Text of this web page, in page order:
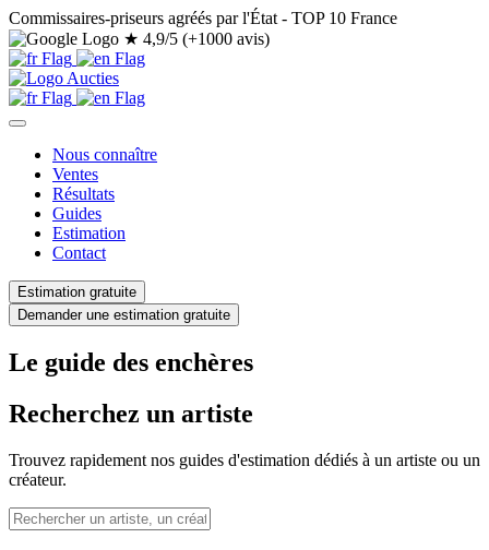
Commissaires-priseurs agréés par l'État - TOP 10 France
★ 4,9/5 (+1000 avis)
Nous connaître
Ventes
Résultats
Guides
Estimation
Contact
Estimation gratuite
Demander une estimation gratuite
Le guide des enchères
Recherchez un artiste
Trouvez rapidement nos guides d'estimation dédiés à un artiste ou un
créateur.